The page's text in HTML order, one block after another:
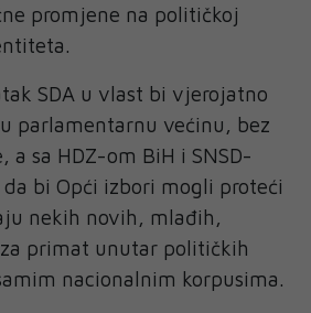
promjene na političkoj
SDA u vlast bi vjerojatno
parlamentarnu većinu, bez
a sa HDZ-om BiH i SNSD-
bi Opći izbori mogli proteći
nekih novih, mlađih,
primat unutar političkih
nacionalnim korpusima.